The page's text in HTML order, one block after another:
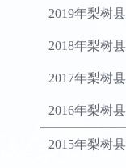
2019年梨树
2018年梨树
2017年梨树
2016年梨树
2015年梨树